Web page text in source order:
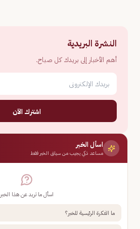
النشرة البريدية
أهم الأخبار إلى بريدك كل صباح.
اشترك الآن
اسأل الخبر
مساعد ذكي يجيب من سياق الخبر فقط
اسأل ما تريد عن هذا الخبر
ما الفكرة الرئيسية للخبر؟